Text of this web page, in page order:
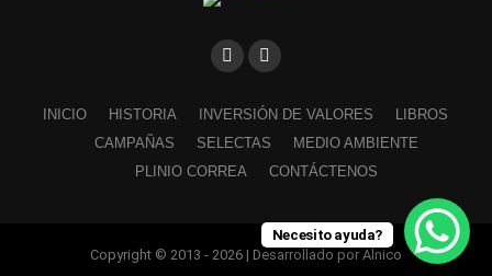
INICIO HISTORIA INVERSIÓN DE VALORES
LIBROS
CAMPAÑAS
SELECTAS
MEDIO AMBIENTE
PLINIO CORREA
CONTÁCTENOS
Copyright © 2013 - 2026 | Desarrollado por Alnico
Necesito ayuda?